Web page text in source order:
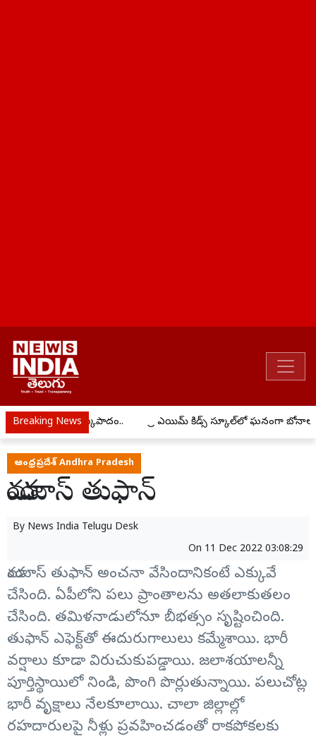
Breaking News
అక్రమ రవాణాపై ఉక్కుపాదం.. ప్రీ ఎయిమ్ కిడ్స్ స్కూల్‌లో ఘనంగా బోనాల
ఆంధ్రప్రదేశ్ Andhra Pradesh
మాండూస్‌ తుఫాన్
By News India Telugu Desk
On 11 Dec 2022 03:08:29
మాండూస్‌ తుఫాన్ అంచనా వేసిందానికంటే ఎక్కువే
చేసింది. ఏపీలోని పలు ప్రాంతాలను అతలాకుతలం
చేసింది. తమిళనాడులోనూ బీభత్సం సృష్టించింది.
తుఫాన్‌ ఎఫెక్ట్‌తో ఈదురుగాలులు కమ్మేశాయి. భారీ
వర్షాలు కూడా విరుచుకుపడ్డాయి. జలాశయాలన్నీ
పూర్తిస్థాయిలో నిండి, పొంగి పొర్లుతున్నాయి. పలుచోట్ల
భారీ వృక్షాలు నేలకూలాయి. చాలా జిల్లాల్లో
రహదారులపై నీళ్లు ప్రవహించడంతో రాకపోకలకు